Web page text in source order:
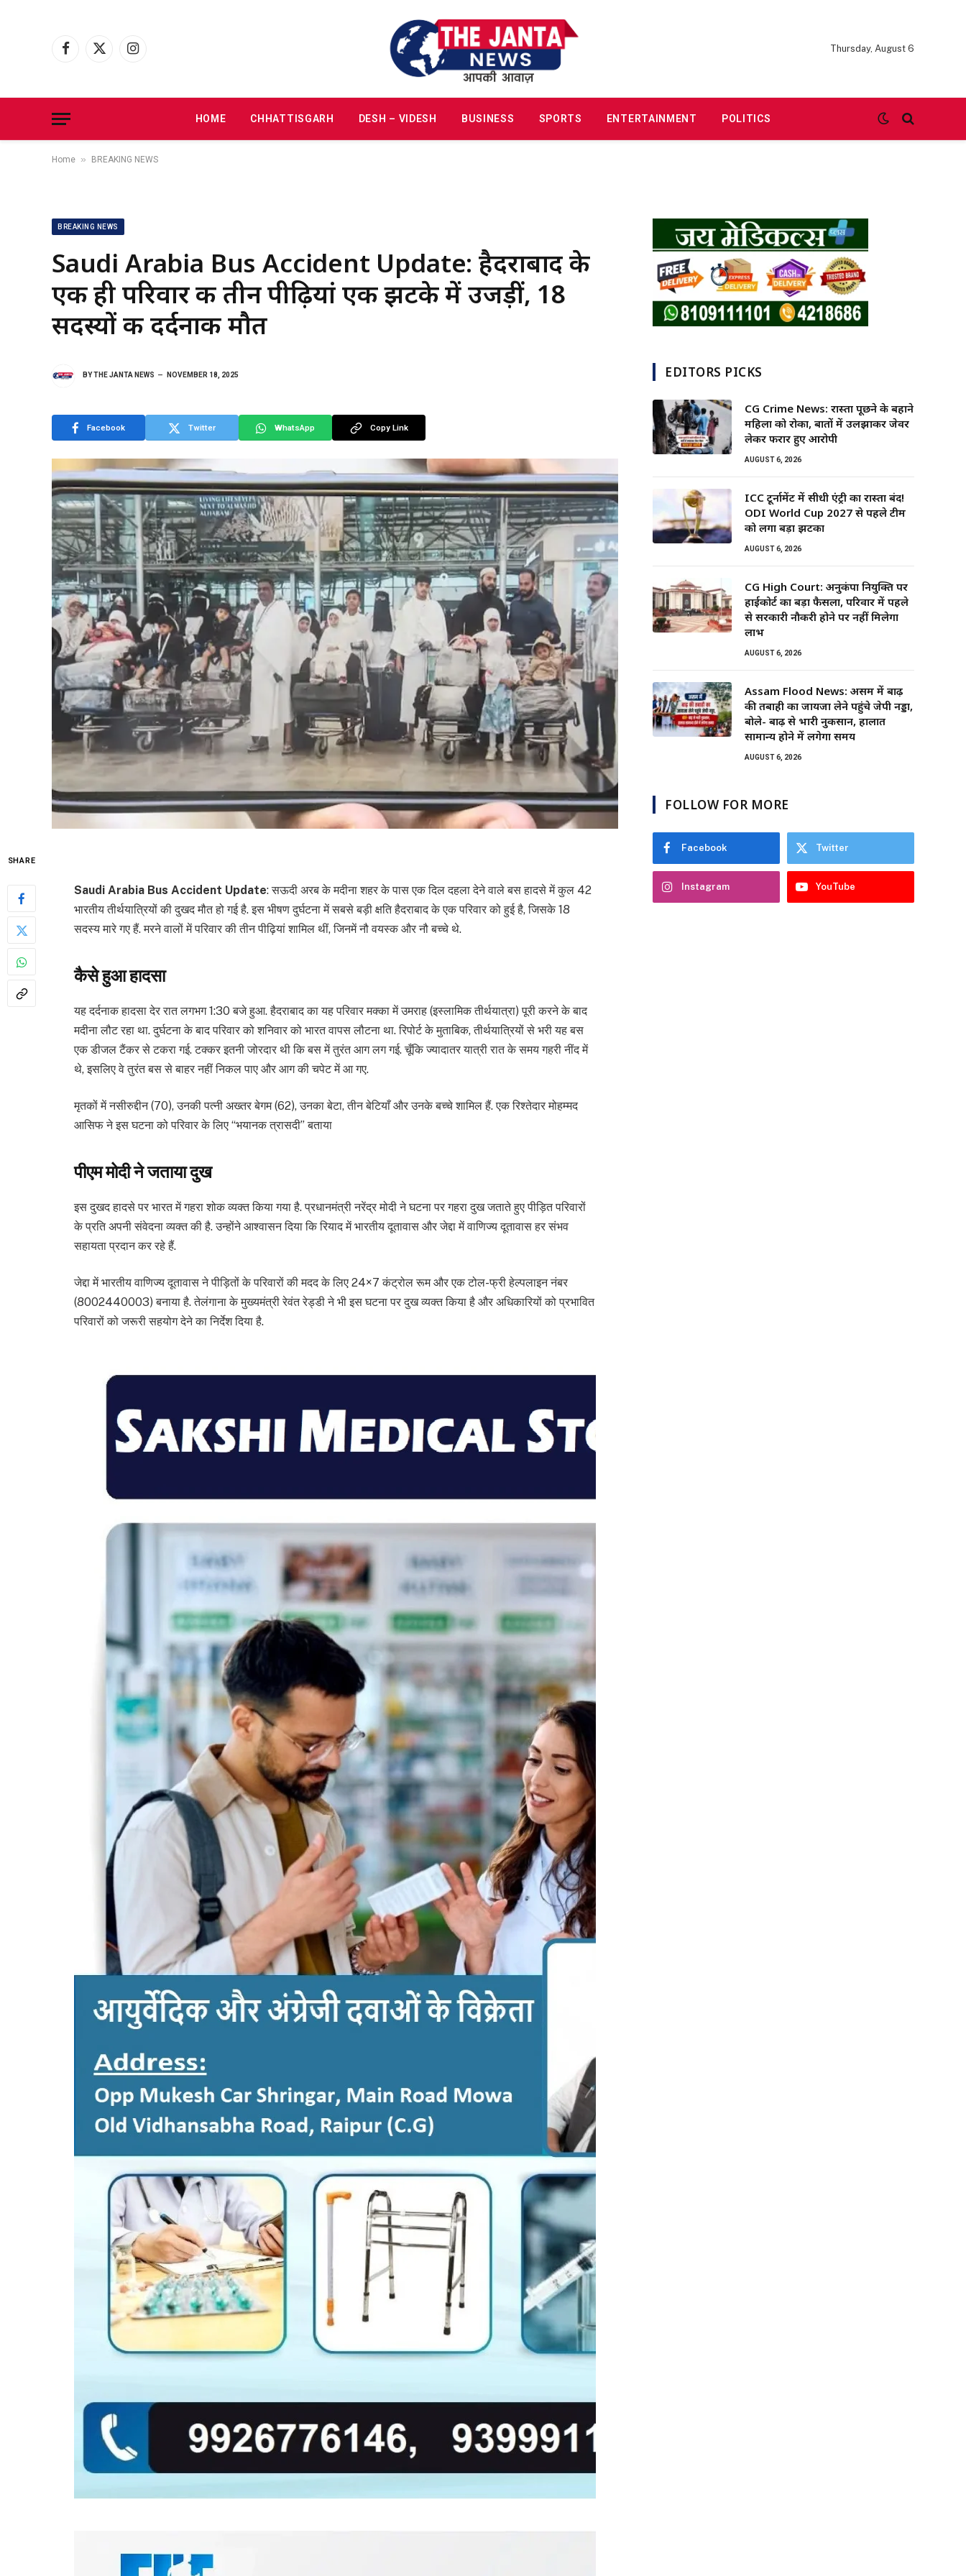
Facebook
X
Instagram
Thursday, August 6
HOME CHHATTISGARH DESH – VIDESH BUSINESS SPORTS ENTERTAINMENT POLITICS
Home » BREAKING NEWS
BREAKING NEWS
Saudi Arabia Bus Accident Update: हैदराबाद के
एक ही परिवार की तीन पीढ़ियां एक झटके में उजड़ीं, 18
सदस्यों की दर्दनाक मौत
BYTHE JANTA NEWS NOVEMBER 18, 2025
Facebook Twitter WhatsApp Copy Link
SHARE
Saudi Arabia Bus Accident Update: सऊदी अरब के मदीना शहर के पास एक दिल दहला देने वाले बस हादसे में कुल 42
भारतीय तीर्थयात्रियों की दुखद मौत हो गई है. इस भीषण दुर्घटना में सबसे बड़ी क्षति हैदराबाद के एक परिवार को हुई है, जिसके 18
सदस्य मारे गए हैं. मरने वालों में परिवार की तीन पीढ़ियां शामिल थीं, जिनमें नौ वयस्क और नौ बच्चे थे.
कैसे हुआ हादसा
यह दर्दनाक हादसा देर रात लगभग 1:30 बजे हुआ. हैदराबाद का यह परिवार मक्का में उमराह (इस्लामिक तीर्थयात्रा) पूरी करने के बाद
मदीना लौट रहा था. दुर्घटना के बाद परिवार को शनिवार को भारत वापस लौटना था. रिपोर्ट के मुताबिक, तीर्थयात्रियों से भरी यह बस
एक डीजल टैंकर से टकरा गई. टक्कर इतनी जोरदार थी कि बस में तुरंत आग लग गई. चूँकि ज्यादातर यात्री रात के समय गहरी नींद में
थे, इसलिए वे तुरंत बस से बाहर नहीं निकल पाए और आग की चपेट में आ गए.
मृतकों में नसीरुद्दीन (70), उनकी पत्नी अख्तर बेगम (62), उनका बेटा, तीन बेटियाँ और उनके बच्चे शामिल हैं. एक रिश्तेदार मोहम्मद
आसिफ ने इस घटना को परिवार के लिए “भयानक त्रासदी” बताया
पीएम मोदी ने जताया दुख
इस दुखद हादसे पर भारत में गहरा शोक व्यक्त किया गया है. प्रधानमंत्री नरेंद्र मोदी ने घटना पर गहरा दुख जताते हुए पीड़ित परिवारों
के प्रति अपनी संवेदना व्यक्त की है. उन्होंने आश्वासन दिया कि रियाद में भारतीय दूतावास और जेद्दा में वाणिज्य दूतावास हर संभव
सहायता प्रदान कर रहे हैं.
जेद्दा में भारतीय वाणिज्य दूतावास ने पीड़ितों के परिवारों की मदद के लिए 24×7 कंट्रोल रूम और एक टोल-फ्री हेल्पलाइन नंबर
(8002440003) बनाया है. तेलंगाना के मुख्यमंत्री रेवंत रेड्डी ने भी इस घटना पर दुख व्यक्त किया है और अधिकारियों को प्रभावित
परिवारों को जरूरी सहयोग देने का निर्देश दिया है.
EDITORS PICKS
CG Crime News: रास्ता पूछने के बहाने
महिला को रोका, बातों में उलझाकर जेवर
लेकर फरार हुए आरोपी
AUGUST 6, 2026
ICC टूर्नामेंट में सीधी एंट्री का रास्ता बंद!
ODI World Cup 2027 से पहले टीम
को लगा बड़ा झटका
AUGUST 6, 2026
CG High Court: अनुकंपा नियुक्ति पर
हाईकोर्ट का बड़ा फैसला, परिवार में पहले
से सरकारी नौकरी होने पर नहीं मिलेगा
लाभ
AUGUST 6, 2026
Assam Flood News: असम में बाढ़
की तबाही का जायजा लेने पहुंचे जेपी नड्डा,
बोले- बाढ़ से भारी नुकसान, हालात
सामान्य होने में लगेगा समय
AUGUST 6, 2026
FOLLOW FOR MORE
Facebook Twitter
Instagram YouTube